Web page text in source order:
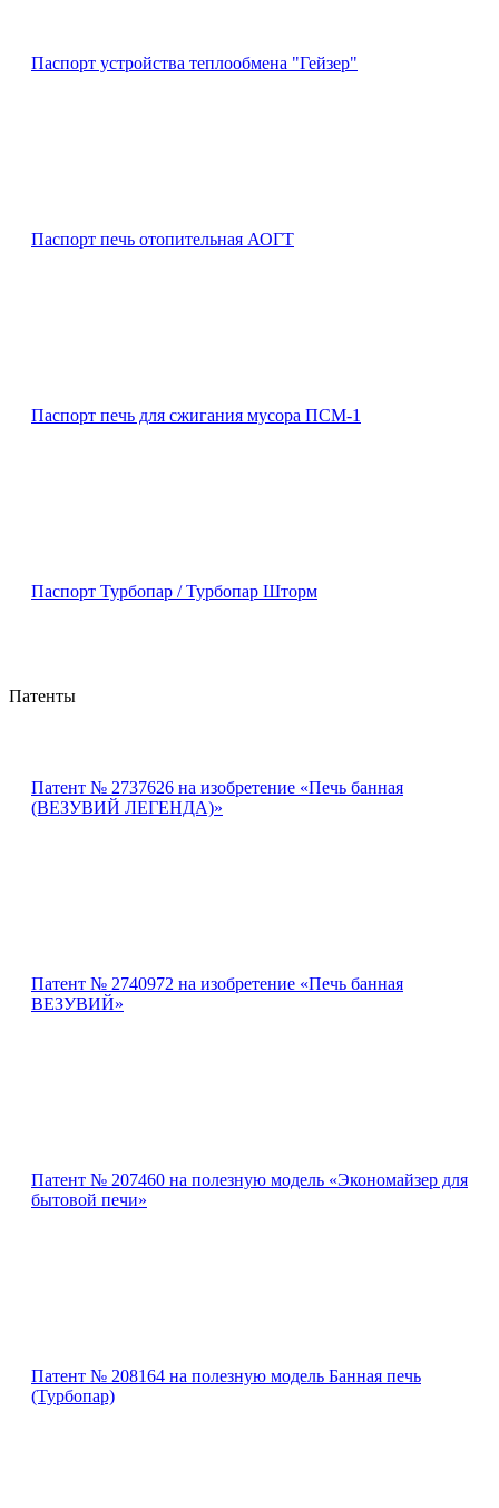
Паспорт устройства теплообмена "Гейзер"
Паспорт печь отопительная АОГТ
Паспорт печь для сжигания мусора ПСМ-1
Паспорт Турбопар / Турбопар Шторм
Патенты
Патент № 2737626 на изобретение «Печь банная
(ВЕЗУВИЙ ЛЕГЕНДА)»
Патент № 2740972 на изобретение «Печь банная
ВЕЗУВИЙ»
Патент № 207460 на полезную модель «Экономайзер для
бытовой печи»
Патент № 208164 на полезную модель Банная печь
(Турбопар)